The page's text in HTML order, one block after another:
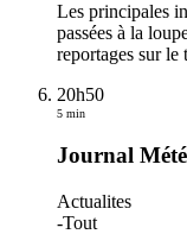
Les principales
passées à la
reportages sur le
20h50
5 min
Journal
Actualites
-Tout